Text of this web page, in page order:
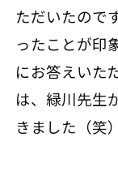
ただいたので
ったことが印
にお答えいた
は、緑川先生
きました（笑